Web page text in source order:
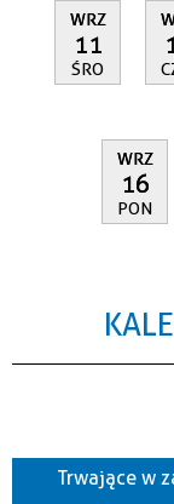
WRZ
11
ŚRO
WRZ
16
PON
Szukana fraza
Trwające w